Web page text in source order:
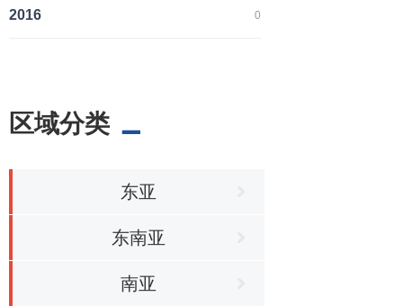
2016 0
区域分类
东亚
东南亚
南亚